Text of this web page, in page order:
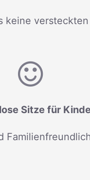
keine versteckten
Sitze für